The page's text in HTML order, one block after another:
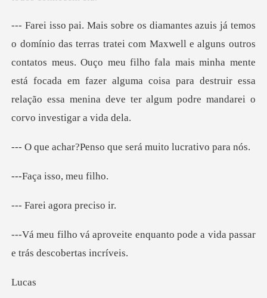
alguns outros
contatos meus. Ouço meu filho fala mais minha mente
está focada em fazer alguma coisa
nso que será muito
isso, me
agora pr
enquanto pode a vida passar
ca